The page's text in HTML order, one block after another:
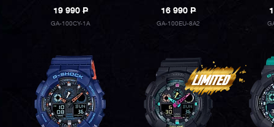
19 990P
GA-100CY-1A
16 990P
GA-100EU-8A2